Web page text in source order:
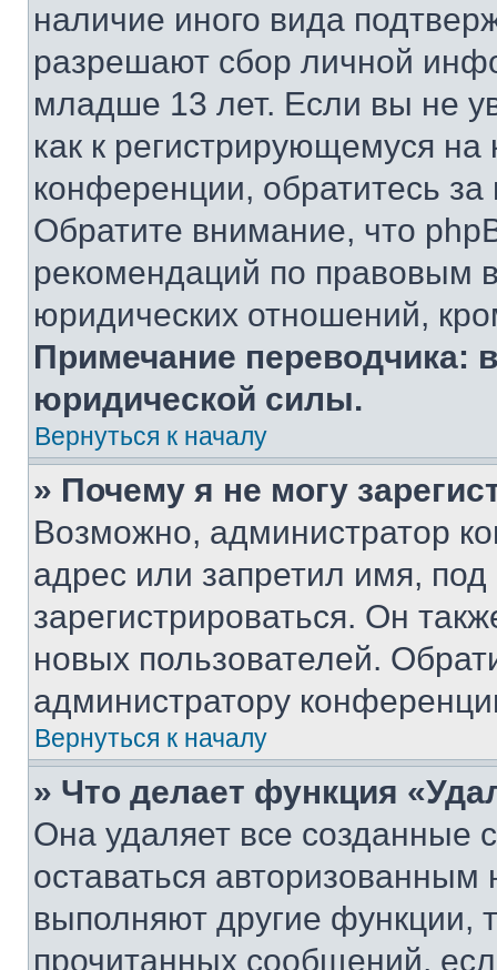
наличие иного вида
разрешают сбор личной
младше 13 лет. Если вы не
как к регистрирующемуся
конференции, обратитесь
Обратите внимание, что
рекомендаций по правовым
юридических отношений,
Примечание переводчика:
юридической силы.
Вернуться к началу
» Почему я не могу
Возможно, администратор
адрес или запретил имя,
зарегистрироваться. Он
новых пользователей.
администратору
Вернуться к началу
» Что делает функция
Она удаляет все созданные
оставаться
выполняют другие функции,
прочитанных сообщений,